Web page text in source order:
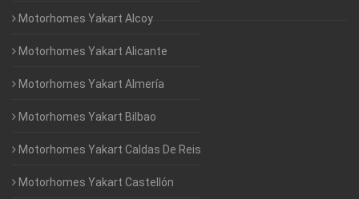
Motorhomes Yakart Alcoy
Motorhomes Yakart Alicante
Motorhomes Yakart Almería
Motorhomes Yakart Bilbao
Motorhomes Yakart Caldas De Reis
Motorhomes Yakart Castellón